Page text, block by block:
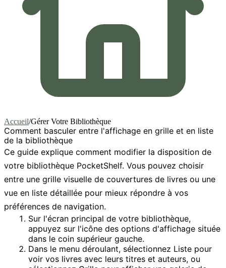
Accueil/Gérer Votre Bibliothèque
Comment basculer entre l'affichage en grille et en liste
de la bibliothèque
Ce guide explique comment modifier la disposition de
votre bibliothèque PocketShelf. Vous pouvez choisir
entre une grille visuelle de couvertures de livres ou une
vue en liste détaillée pour mieux répondre à vos
préférences de navigation.
Sur l'écran principal de votre bibliothèque,
appuyez sur l'icône des options d'affichage située
dans le coin supérieur gauche.
Dans le menu déroulant, sélectionnez Liste pour
voir vos livres avec leurs titres et auteurs, ou